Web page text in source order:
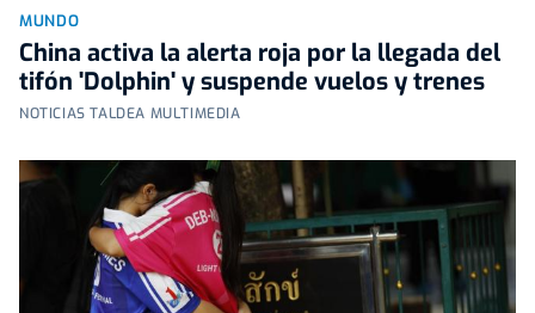
MUNDO
China activa la alerta roja por la llegada del
tifón 'Dolphin' y suspende vuelos y trenes
NOTICIAS TALDEA MULTIMEDIA